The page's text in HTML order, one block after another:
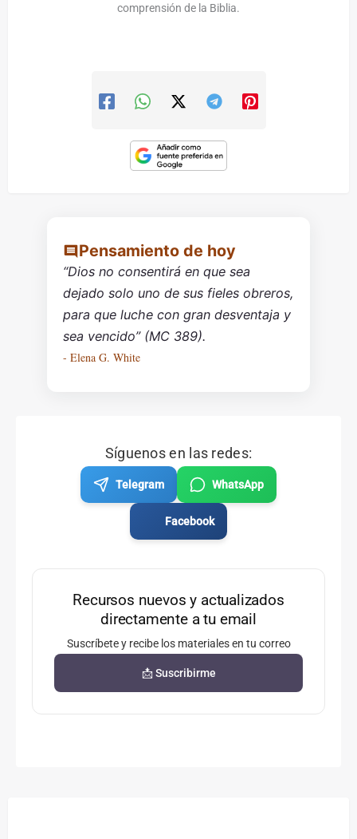
comprensión de la Biblia.
Pensamiento de hoy
“Dios no consentirá en que sea
dejado solo uno de sus fieles obreros,
para que luche con gran desventaja y
sea vencido” (MC 389).
- Elena G. White
Síguenos en las redes:
Telegram WhatsApp
Facebook
Recursos nuevos y actualizados
directamente a tu email
Suscríbete y recibe los materiales en tu correo
📩 Suscribirme